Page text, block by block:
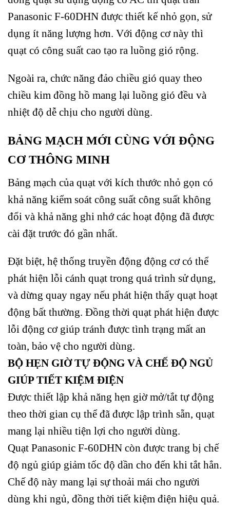
Panasonic F-60DHN được thiết kế nhỏ gọn, sử
dụng ít năng lượng hơn. Với động cơ này thì
quạt có công suất cao tạo ra luồng gió rộng.
Ngoài ra, chức năng đảo chiều gió quay theo
chiều kim đồng hồ mang lại luồng gió đều và
nhiệt độ dễ chịu cho người dùng.
BẢNG MẠCH MỚI CÙNG VỚI ĐỘNG
CƠ THÔNG MINH
Bảng mạch của quạt với kích thước nhỏ gọn có
khả năng kiểm soát công suất công suất không
đổi và khả năng ghi nhớ các hoạt động đã được
cài đặt trước đó gần nhất.
Đặt biệt, hệ thống truyền động động cơ có thể
phát hiện lỗi cánh quạt trong quá trình sử dụng,
và dừng quay ngay nếu phát hiện thấy quạt hoạt
động bất thường. Đồng thời quạt phát hiện được
lỗi động cơ giúp tránh được tình trạng mất an
toàn, bảo vệ cho người dùng.
BỘ HẸN GIỜ TỰ ĐỘNG VÀ CHẾ ĐỘ NGỦ
GIÚP TIẾT KIỆM ĐIỆN
Được thiết lập khả năng hẹn giờ mở/tắt tự động
theo thời gian cụ thể đã được lập trình sẵn, quạt
mang lại nhiều tiện lợi cho người dùng.
Quạt Panasonic F-60DHN còn được trang bị chế
độ ngủ giúp giảm tốc độ dần cho đến khi tắt hẳn.
Chế độ này mang lại sự thoải mái cho người
dùng khi ngủ, đồng thời tiết kiệm điện hiệu quả.